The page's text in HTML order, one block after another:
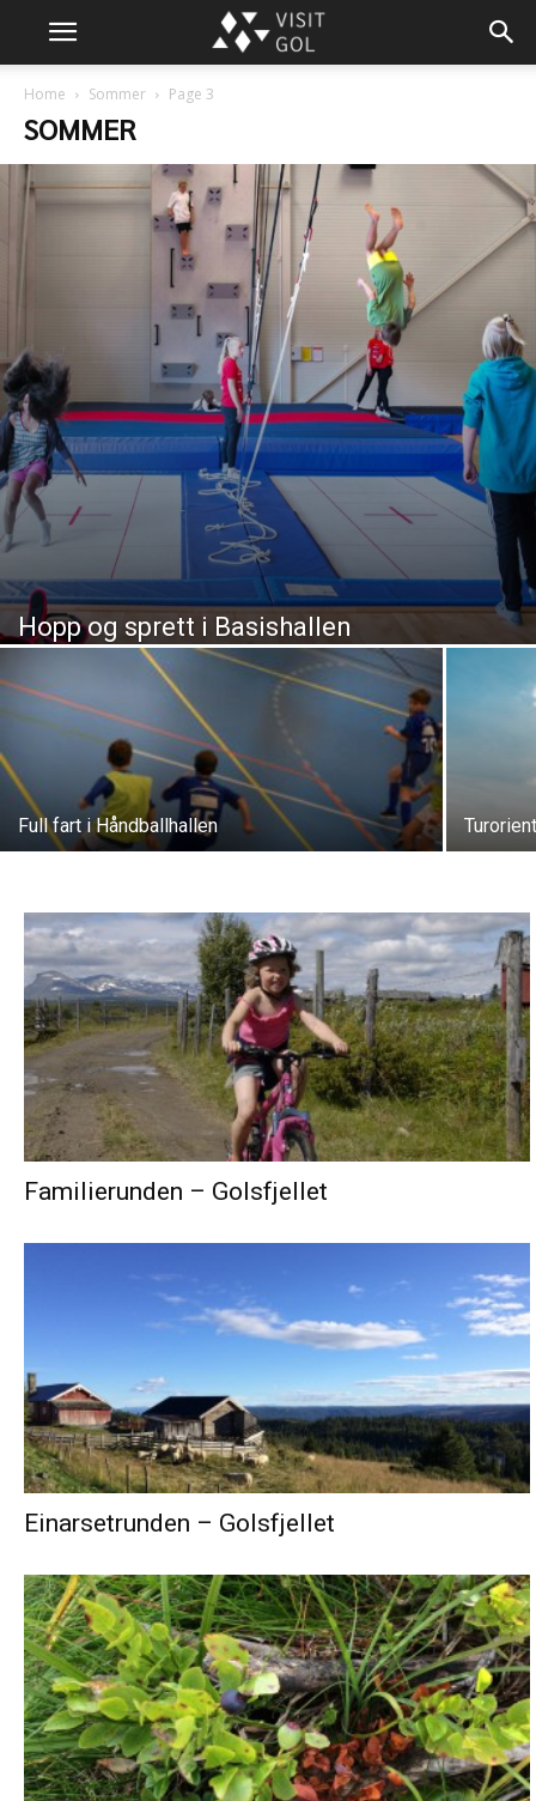
Home Sommer Page 3
SOMMER
Hopp og sprett i Basishallen
Full fart i Håndballhallen
Familierunden – Golsfjellet
Einarsetrunden – Golsfjellet